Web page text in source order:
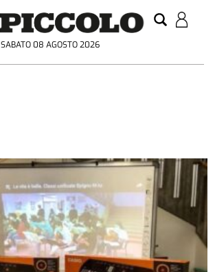
SABATO 08 AGOSTO 2026